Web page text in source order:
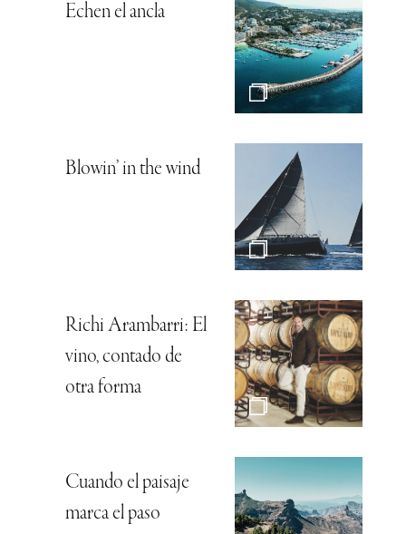
Echen el ancla
Blowin’ in the wind
Richi Arambarri: El
vino, contado de
otra forma
Cuando el paisaje
marca el paso